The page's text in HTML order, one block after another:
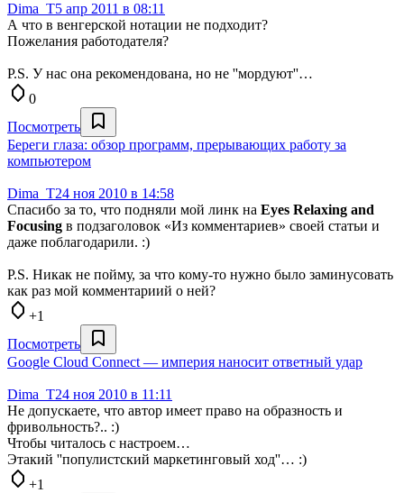
Dima_T5 апр 2011 в 08:11
А что в венгерской нотации не подходит?
Пожелания работодателя?
P.S. У нас она рекомендована, но не ''мордуют''…
0
Посмотреть
Береги глаза: обзор программ, прерывающих работу за
компьютером
Dima_T24 ноя 2010 в 14:58
Спасибо за то, что подняли мой линк на Eyes Relaxing and
Focusing в подзаголовок «Из комментариев» своeй статьи и
даже поблагодарили. :)
P.S. Никак не пойму, за что кому-то нужно было заминусовать
как раз мой комментариий о ней?
+1
Посмотреть
Google Cloud Connect — империя наносит ответный удар
Dima_T24 ноя 2010 в 11:11
Не допускаете, что автор имеет право на образность и
фривольность?.. :)
Чтобы читалось с настроем…
Этакий ''популистский маркетинговый ход''… :)
+1